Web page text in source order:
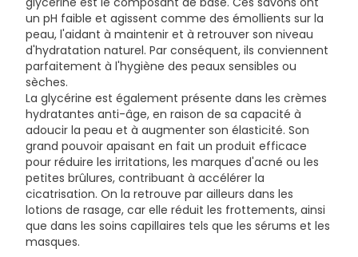
un pH faible et agissent comme des émollients sur la
peau, l'aidant à maintenir et à retrouver son niveau
d'hydratation naturel. Par conséquent, ils conviennent
parfaitement à l'hygiène des peaux sensibles ou
sèches.
La glycérine est également présente dans les crèmes
hydratantes anti-âge, en raison de sa capacité à
adoucir la peau et à augmenter son élasticité. Son
grand pouvoir apaisant en fait un produit efficace
pour réduire les irritations, les marques d'acné ou les
petites brûlures, contribuant à accélérer la
cicatrisation. On la retrouve par ailleurs dans les
lotions de rasage, car elle réduit les frottements, ainsi
que dans les soins capillaires tels que les sérums et les
masques.